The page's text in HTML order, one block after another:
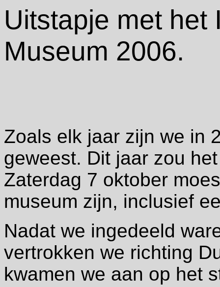
Uitstapje met het
Museum 2006.
Zoals elk jaar zijn we in
geweest. Dit jaar zou
Zaterdag 7 oktober
museum zijn, inclusief
Nadat we ingedeeld
vertrokken we richting
kwamen we aan op het